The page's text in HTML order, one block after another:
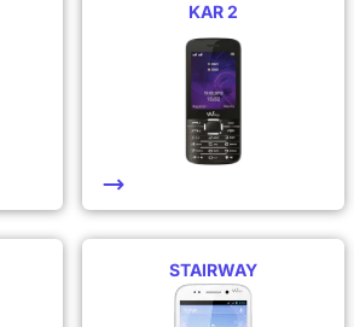
KAR 2
STAIRWAY